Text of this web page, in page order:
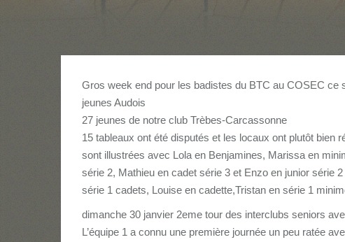
Gros week end pour les badistes du BTC au COSEC
jeunes Audois
27 jeunes de notre club Trèbes-Carcassonne
15 tableaux ont été disputés et les locaux ont plutôt
sont illustrées avec Lola en Benjamines, Marissa en
série 2, Mathieu en cadet série 3 et Enzo en junior série
série 1 cadets, Louise en cadette,Tristan en série 1
dimanche 30 janvier 2eme tour des interclubs seniors
L’équipe 1 a connu une première journée un peu ratée